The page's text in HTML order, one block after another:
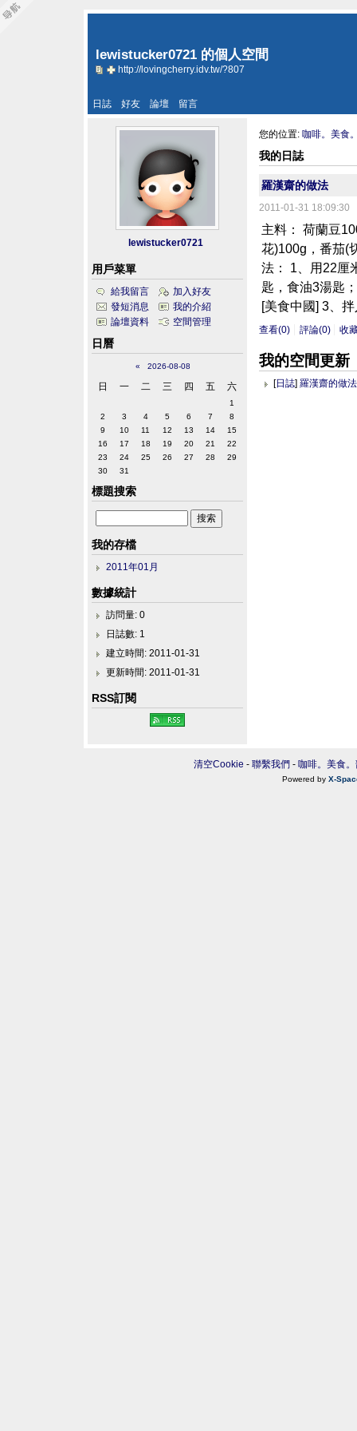
lewistucker0721 的個人空間
http://lovingcherry.idv.tw/?807
日誌 好友 論壇 留言
您的位置:咖啡。美食
我的日誌
羅漢齋的做法
2011-01-31 18:09:30
主料： 荷蘭豆
花)100g，番茄(
法： 1、用22厘
匙，食油3湯匙
[美食中國] 3、
查看(0) 評論(0) 收
我的空間更新
[日誌]羅漢齋的做法
lewistucker0721
用戶菜單
給我留言
加入好友
發短消息
我的介紹
論壇資料
空間管理
日曆
« 2026-08-08
日 一 二 三 四 五 六
1
2
3 4 5 6 7
8
9
10 11 12 13 14
15
16
17 18 19 20 21
22
23
24 25 26 27 28
29
30
31
標題搜索
我的存檔
2011年01月
數據統計
訪問量: 0
日誌數: 1
建立時間: 2011-01-31
更新時間: 2011-01-31
RSS訂閱
清空Cookie - 聯繫我們 - 咖啡。美食
Powered by X-